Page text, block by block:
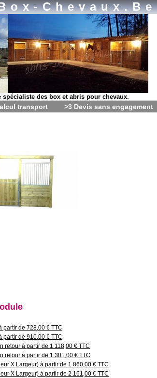
Chevaux.be
spécialiste des box et abris pour chevaux.
transport >3 Devis sans engagement
partir de 728,00 € TTC
partir de 910,00 € TTC
retour à partir de 1 118,00 € TTC
retour à partir de 1 301,00 € TTC
X Largeur) à partir de 1 860,00 € TTC
X Largeur) à partir de 2 161,00 € TTC